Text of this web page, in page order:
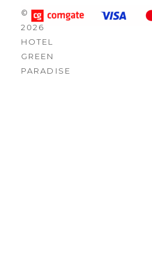
©
2026
HOTEL
GREEN
PARADISE